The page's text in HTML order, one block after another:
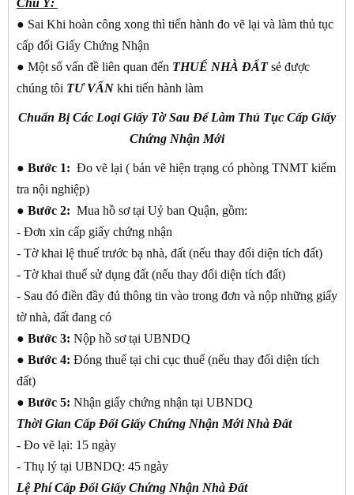
● Sai Khi hoàn công xong thì tiến hành đo vẽ lại và làm thủ tục
cấp đổi Giấy Chứng Nhận
● Một số vấn đề liên quan đến THUẾ NHÀ ĐẤTsẻ được
chúng tôi TƯ VẤN khi tiến hành làm
Chuẩn Bị Các Loại Giấy Tờ Sau Để Làm Thủ Tục Cấp Giấy
Chứng Nhận Mới
● Bước 1: Đo vẽ lại ( bản vẽ hiện trạng có phòng TNMT kiểm
tra nội nghiệp)
● Bước 2: Mua hồ sơ tại Uỷ ban Quận, gồm:
- Đơn xin cấp giấy chứng nhận
- Tờ khai lệ thuế trước bạ nhà, đất (nếu thay đổi diện tích đất)
- Tờ khai thuế sử dụng đất (nếu thay đổi diện tích đất)
- Sau đó điền đầy đủ thông tin vào trong đơn và nộp những giấy
tờ nhà, đất đang có
● Bước 3: Nộp hồ sơ tại UBNDQ
● Bước 4: Đóng thuế tại chi cục thuế (nếu thay đổi diện tích
đất)
● Bước 5: Nhận giấy chứng nhận tại UBNDQ
Thời Gian Cấp Đổi Giấy Chứng Nhận Mới Nhà Đất
- Đo vẽ lại: 15 ngày
- Thụ lý tại UBNDQ: 45 ngày
Lệ Phí Cấp Đổi Giấy Chứng Nhận Nhà Đất